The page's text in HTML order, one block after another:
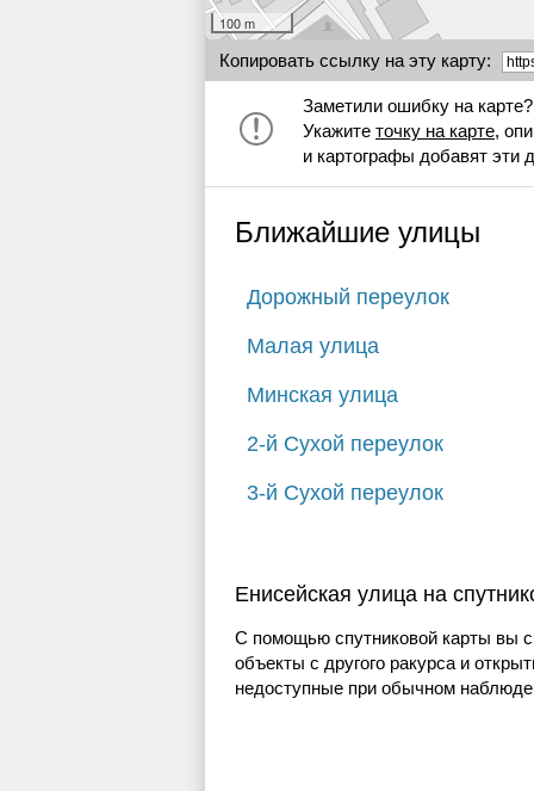
100 m
Копировать ссылку на эту карту:
Заметили ошибку на карте?
Укажите точку на карте,
и картографы добавят эти
Ближайшие улицы
Дорожный переулок
Малая улица
Минская улица
2-й Сухой переулок
3-й Сухой переулок
Енисейская улица на
С помощью спутниковой карты вы
объекты с другого ракурса и
недоступные при обычном